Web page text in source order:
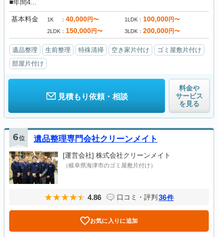
■年間4...
基本料金 1K 40,000円〜 1LDK 100,000円〜
2LDK 150,000円〜 3LDK 200,000円〜
遺品整理 生前整理 特殊清掃 空き家片付け
ゴミ屋敷片付け
部屋片付け
見積もり依頼・相談
料金や
サービス
を見る
6位 遺品整理専門会社クリーンメイト
[運営会社] 株式会社クリーンメイト
（岐阜県海津市のゴミ屋敷片付け）
4.86 口コミ・評判 36件
お気に入りに追加